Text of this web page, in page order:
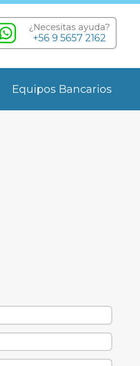
¿Necesitas ayuda?
+56 9 5657 2162
Equipos Bancarios